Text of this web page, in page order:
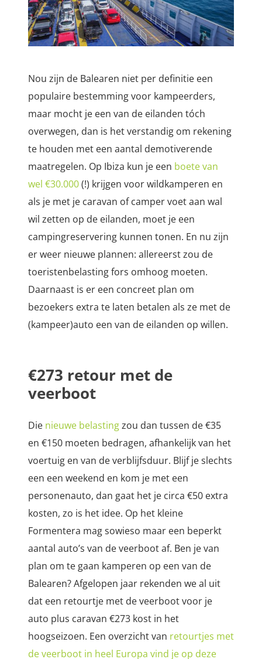
Nou zijn de Balearen niet per definitie een
populaire bestemming voor kampeerders,
maar mocht je een van de eilanden tóch
overwegen, dan is het verstandig om rekening
te houden met een aantal demotiverende
maatregelen. Op Ibiza kun je een boete van
wel €30.000(!) krijgen voor wildkamperen en
als je met je caravan of camper voet aan wal
wil zetten op de eilanden, moet je een
campingreservering kunnen tonen. En nu zijn
er weer nieuwe plannen: allereerst zou de
toeristenbelasting fors omhoog moeten.
Daarnaast is er een concreet plan om
bezoekers extra te laten betalen als ze met de
(kampeer)auto een van de eilanden op willen.
€273 retour met de
veerboot
Die nieuwe belastingzou dan tussen de €35
en €150 moeten bedragen, afhankelijk van het
voertuig en van de verblijfsduur. Blijf je slechts
een een weekend en kom je met een
personenauto, dan gaat het je circa €50 extra
kosten, zo is het idee. Op het kleine
Formentera mag sowieso maar een beperkt
aantal auto’s van de veerboot af. Ben je van
plan om te gaan kamperen op een van de
Balearen? Afgelopen jaar rekenden we al uit
dat een retourtje met de veerboot voor je
auto plus caravan €273 kost in het
hoogseizoen. Een overzicht van retourtjes met
de veerboot in heel Europa vind je op deze